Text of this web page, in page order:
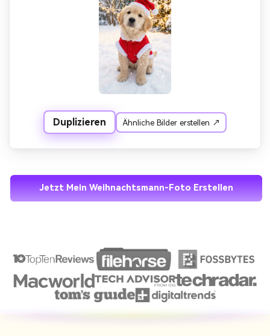
Duplizieren Ähnliche Bilder erstellen ↗
Jetzt Mein Weihnachtsmann-Foto Erstellen